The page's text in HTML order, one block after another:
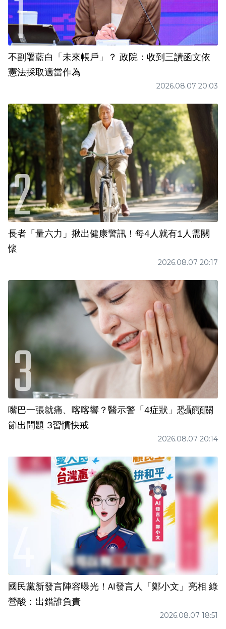
不副署藍白「未來帳戶」？ 政院：收到三讀函文依
憲法採取適當作為
2026.08.07 20:03
長者「量六力」揪出健康警訊！每4人就有1人需關
懷
2026.08.07 20:17
嘴巴一張就痛、喀喀響？醫示警「4症狀」恐顳顎關
節出問題 3習慣快戒
2026.08.07 20:14
國民黨新發言陣容曝光！AI發言人「鄭小文」亮相 綠
營酸：出錯誰負責
2026.08.07 18:51